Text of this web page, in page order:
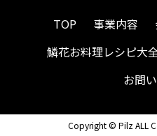
TOP 事業内容
鱗花お料理レシピ大
お問
Copyright © Pilz ALL